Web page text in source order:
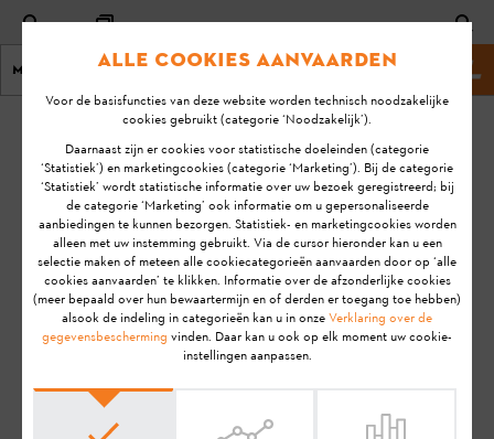
Menu Stihl-website
CONTACT
Contact
Nog vragen? Neem gerust
contact met ons op.
Alle cookies aanvaarden
Voor de basisfuncties van deze website worden technisch noodzakelijke
cookies gebruikt (categorie ‘Noodzakelijk’).
Daarnaast zijn er cookies voor statistische doeleinden (categorie
‘Statistiek’) en marketingcookies (categorie ‘Marketing’). Bij de categorie
‘Statistiek’ wordt statistische informatie over uw bezoek geregistreerd; bij
de categorie ‘Marketing’ ook informatie om u gepersonaliseerde
aanbiedingen te kunnen bezorgen. Statistiek- en marketingcookies worden
alleen met uw instemming gebruikt. Via de cursor hieronder kan u een
selectie maken of meteen alle cookiecategorieën aanvaarden door op ‘alle
cookies aanvaarden’ te klikken. Informatie over de afzonderlijke cookies
(meer bepaald over hun bewaartermijn en of derden er toegang toe hebben)
alsook de indeling in categorieën kan u in onzeVerklaring over de
gegevensbescherming vinden. Daar kan u ook op elk moment uw cookie-
instellingen aanpassen.